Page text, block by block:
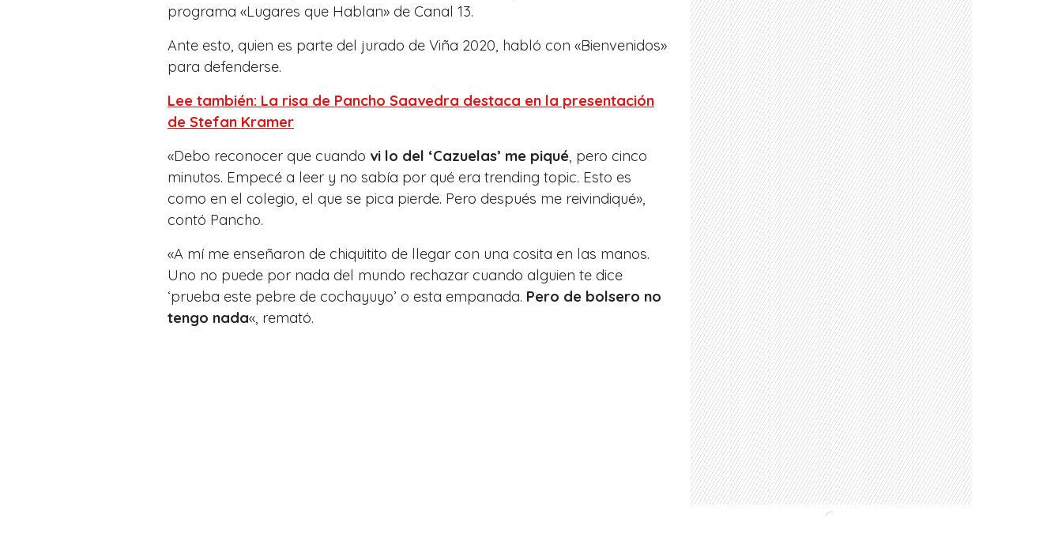
programa «Lugares que Hablan» de Canal 13.
Ante esto, quien es parte del jurado de Viña 2020, habló con «Bienvenidos»
para defenderse.
Lee también: La risa de Pancho Saavedra destaca en la presentación
de Stefan Kramer
«Debo reconocer que cuando vi lo del ‘Cazuelas’ me piqué , pero cinco
minutos. Empecé a leer y no sabía por qué era trending topic. Esto es
como en el colegio, el que se pica pierde. Pero después me reivindiqué»,
contó Pancho.
«A mí me enseñaron de chiquitito de llegar con una cosita en las manos.
Uno no puede por nada del mundo rechazar cuando alguien te dice
‘prueba este pebre de cochayuyo’ o esta empanada. Pero de bolsero no
tengo nada«, remató.